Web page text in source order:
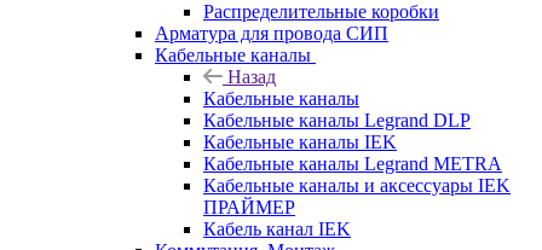
Распределительные коробки
Арматура для провода СИП
Кабельные каналы
Назад
Кабельные каналы
Кабельные каналы Legrand DLP
Кабельные каналы IEK
Кабельные каналы Legrand METRA
Кабельные каналы и аксессуары IEK
ПРАЙМЕР
Кабель канал IEK